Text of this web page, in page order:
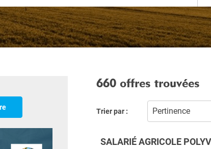
660 offres trouvées
Trier par : Pertinence
SALARIÉ AGRICOLE